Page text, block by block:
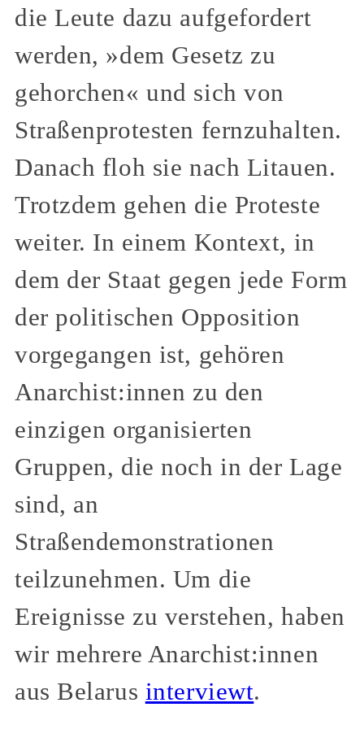
die Leute dazu aufgefordert
werden, »dem Gesetz zu
gehorchen« und sich von
Straßenprotesten fernzuhalten.
Danach floh sie nach Litauen.
Trotzdem gehen die Proteste
weiter. In einem Kontext, in
dem der Staat gegen jede Form
der politischen Opposition
vorgegangen ist, gehören
Anarchist:innen zu den
einzigen organisierten
Gruppen, die noch in der Lage
sind, an
Straßendemonstrationen
teilzunehmen. Um die
Ereignisse zu verstehen, haben
wir mehrere Anarchist:innen
aus Belarus interviewt.